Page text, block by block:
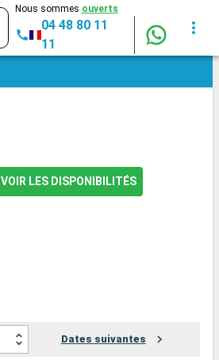
Nous sommes ouverts
04 48 80 11
11
VOIR LES DISPONIBILITÉS
Dates suivantes